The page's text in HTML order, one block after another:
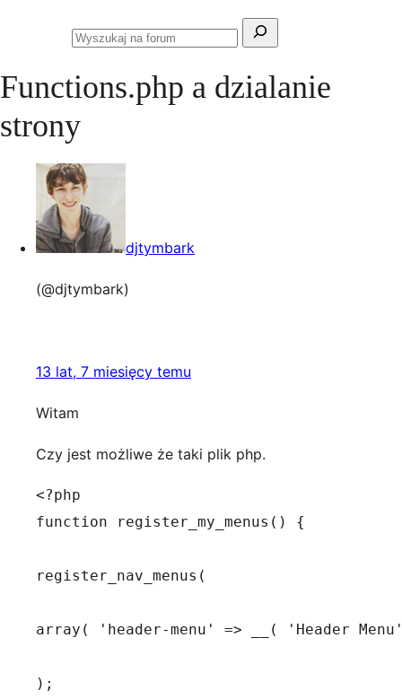
Szukaj:
Przeszukaj
Functions.php a dzialanie
strony
djtymbark
(@djtymbark)
13 lat, 7 miesięcy temu
Witam
Czy jest możliwe że taki plik php.
<?php
function register_my_menus() {
register_nav_menus(
array( 'header-menu' => __( 'Header
);